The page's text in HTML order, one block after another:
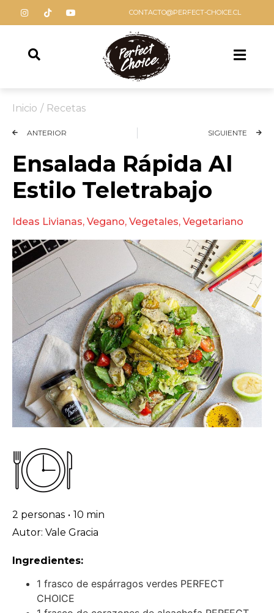
CONTACTO@PERFECT-CHOICE.CL
Inicio / Recetas
ANTERIOR SIGUIENTE
Ensalada Rápida Al
Estilo Teletrabajo
Ideas Livianas, Vegano, Vegetales, Vegetariano
2 personas • 10 min
Autor: Vale Gracia
Ingredientes:
1 frasco de espárragos verdes PERFECT
CHOICE